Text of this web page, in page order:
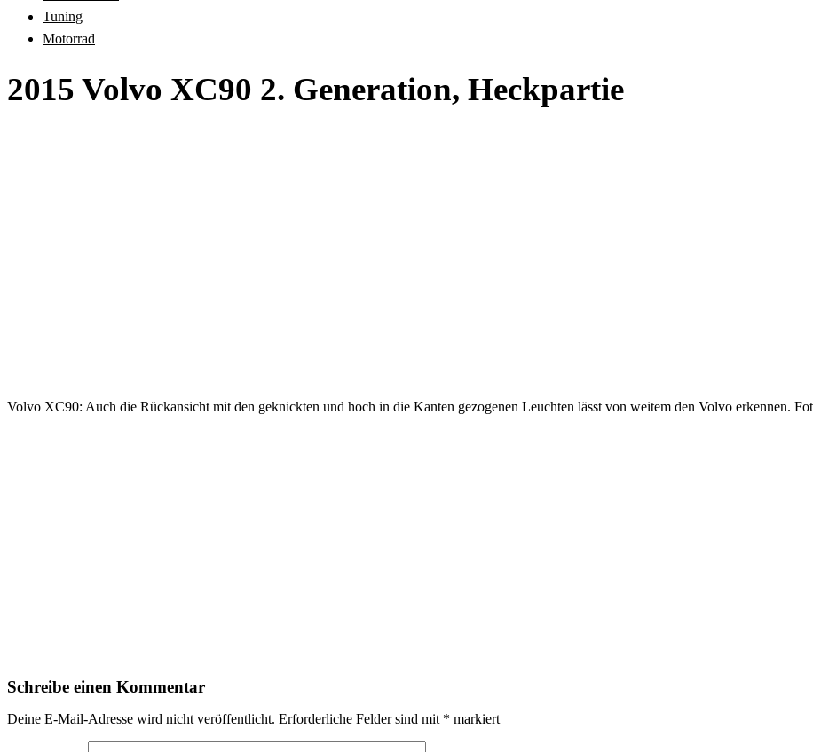
Tuning
Motorrad
2015 Volvo XC90 2. Generation, Heckpartie
Volvo XC90: Auch die Rückansicht mit den geknickten und hoch in die Kanten gezogenen Leuchten lässt von weitem den Volvo erkennen.
Schreibe einen Kommentar
Deine E-Mail-Adresse wird nicht veröffentlicht. Erforderliche Felder sind mit * markiert